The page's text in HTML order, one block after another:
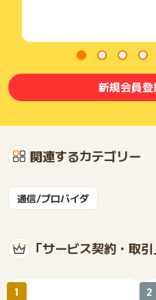
新規会員
関連するカテゴリー
通信/プロバイダ
「サービス契約・取
1 2